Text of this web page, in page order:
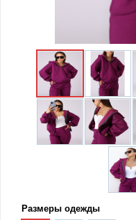
Размеры одежды